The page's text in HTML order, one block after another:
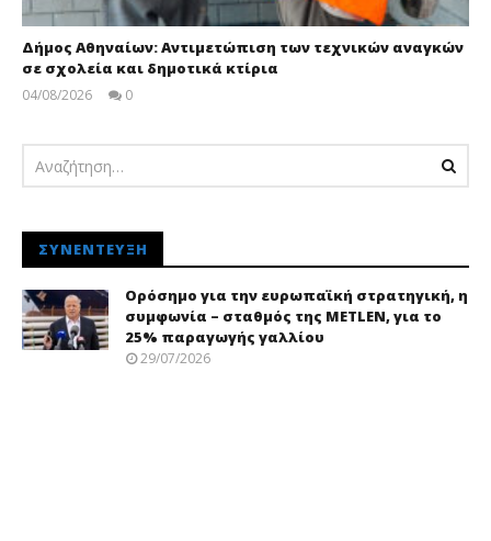
Δήμος Αθηναίων: Αντιμετώπιση των τεχνικών αναγκών
σε σχολεία και δημοτικά κτίρια
04/08/2026
0
ΣΥΝΈΝΤΕΥΞΗ
Ορόσημο για την ευρωπαϊκή στρατηγική, η
συμφωνία – σταθμός της METLEN, για το
25% παραγωγής γαλλίου
29/07/2026